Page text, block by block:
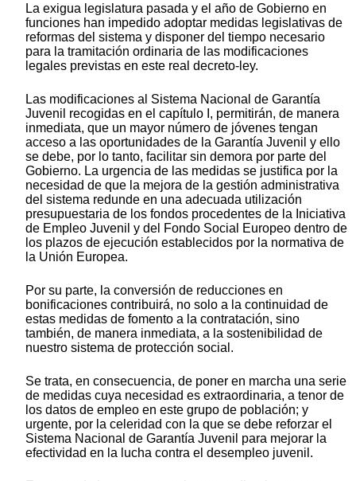
La exigua legislatura pasada y el año de Gobierno en
funciones han impedido adoptar medidas legislativas de
reformas del sistema y disponer del tiempo necesario
para la tramitación ordinaria de las modificaciones
legales previstas en este real decreto-ley.
Las modificaciones al Sistema Nacional de Garantía
Juvenil recogidas en el capítulo I, permitirán, de manera
inmediata, que un mayor número de jóvenes tengan
acceso a las oportunidades de la Garantía Juvenil y ello
se debe, por lo tanto, facilitar sin demora por parte del
Gobierno. La urgencia de las medidas se justifica por la
necesidad de que la mejora de la gestión administrativa
del sistema redunde en una adecuada utilización
presupuestaria de los fondos procedentes de la Iniciativa
de Empleo Juvenil y del Fondo Social Europeo dentro de
los plazos de ejecución establecidos por la normativa de
la Unión Europea.
Por su parte, la conversión de reducciones en
bonificaciones contribuirá, no solo a la continuidad de
estas medidas de fomento a la contratación, sino
también, de manera inmediata, a la sostenibilidad de
nuestro sistema de protección social.
Se trata, en consecuencia, de poner en marcha una serie
de medidas cuya necesidad es extraordinaria, a tenor de
los datos de empleo en este grupo de población; y
urgente, por la celeridad con la que se debe reforzar el
Sistema Nacional de Garantía Juvenil para mejorar la
efectividad en la lucha contra el desempleo juvenil.